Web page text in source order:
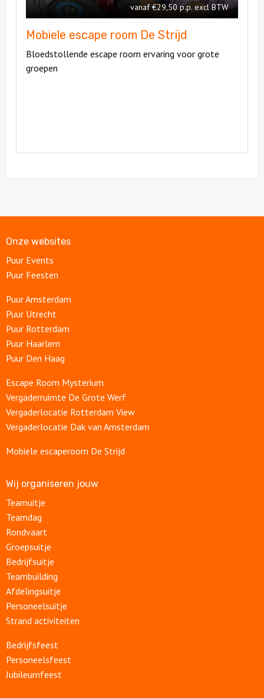
Strijd
vanaf €29,50 p.p. excl BTW
Mobiele escape room De Strijd
Bloedstollende escape room ervaring voor grote
groepen
Onze websites
Puur Events
Puur Feesten
Puur Amsterdam
Puur Utrecht
Puur Rotterdam
Puur Haarlem
Puur Den Haag
Escape Room Mysterium
Vergaderruimte De Grote Werf
Vergaderlocatie Rotterdam View
Vergaderlocatie Dak van Amsterdam
Mobiele escaperoom De Strijd
Wij organiseren jouw
Teamuitje
Teamdag
Rondvaart
Groepsuitje
Bedrijfsuitje
Teambuilding
Afdelingsuitje
Personeelsuitje
Strand activiteiten
Bedrijfsfeest
Personeelsfeest
Jubileumfeest